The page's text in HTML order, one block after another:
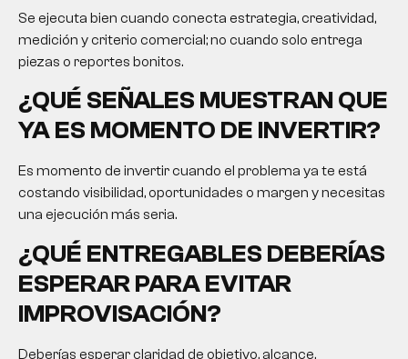
Se ejecuta bien cuando conecta estrategia, creatividad,
medición y criterio comercial; no cuando solo entrega
piezas o reportes bonitos.
¿QUÉ SEÑALES MUESTRAN QUE
YA ES MOMENTO DE INVERTIR?
Es momento de invertir cuando el problema ya te está
costando visibilidad, oportunidades o margen y necesitas
una ejecución más seria.
¿QUÉ ENTREGABLES DEBERÍAS
ESPERAR PARA EVITAR
IMPROVISACIÓN?
Deberías esperar claridad de objetivo, alcance,